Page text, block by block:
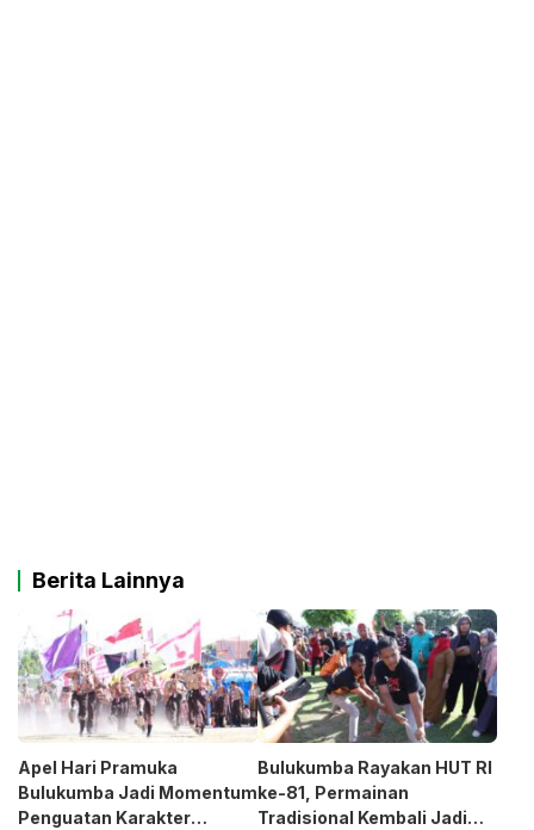
Berita Lainnya
Apel Hari Pramuka
Bulukumba Jadi Momentum
Penguatan Karakter
Bulukumba Rayakan HUT RI
ke-81, Permainan
Tradisional Kembali Jadi